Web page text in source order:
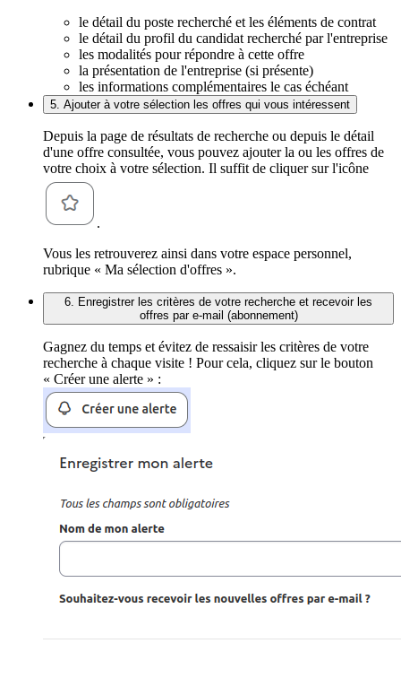
le détail du poste recherché et les éléments de contrat
le détail du profil du candidat recherché par l'entreprise
les modalités pour répondre à cette offre
la présentation de l'entreprise (si présente)
les informations complémentaires le cas échéant
5. Ajouter à votre sélection les offres qui vous intéressent
Depuis la page de résultats de recherche ou depuis le détail
d'une offre consultée, vous pouvez ajouter la ou les offres de
votre choix à votre sélection. Il suffit de cliquer sur l'icône
.
Vous les retrouverez ainsi dans votre espace personnel,
rubrique « Ma sélection d'offres ».
6. Enregistrer les critères de votre recherche et recevoir les
offres par e-mail (abonnement)
Gagnez du temps et évitez de ressaisir les critères de votre
recherche à chaque visite ! Pour cela, cliquez sur le bouton
« Créer une alerte » :